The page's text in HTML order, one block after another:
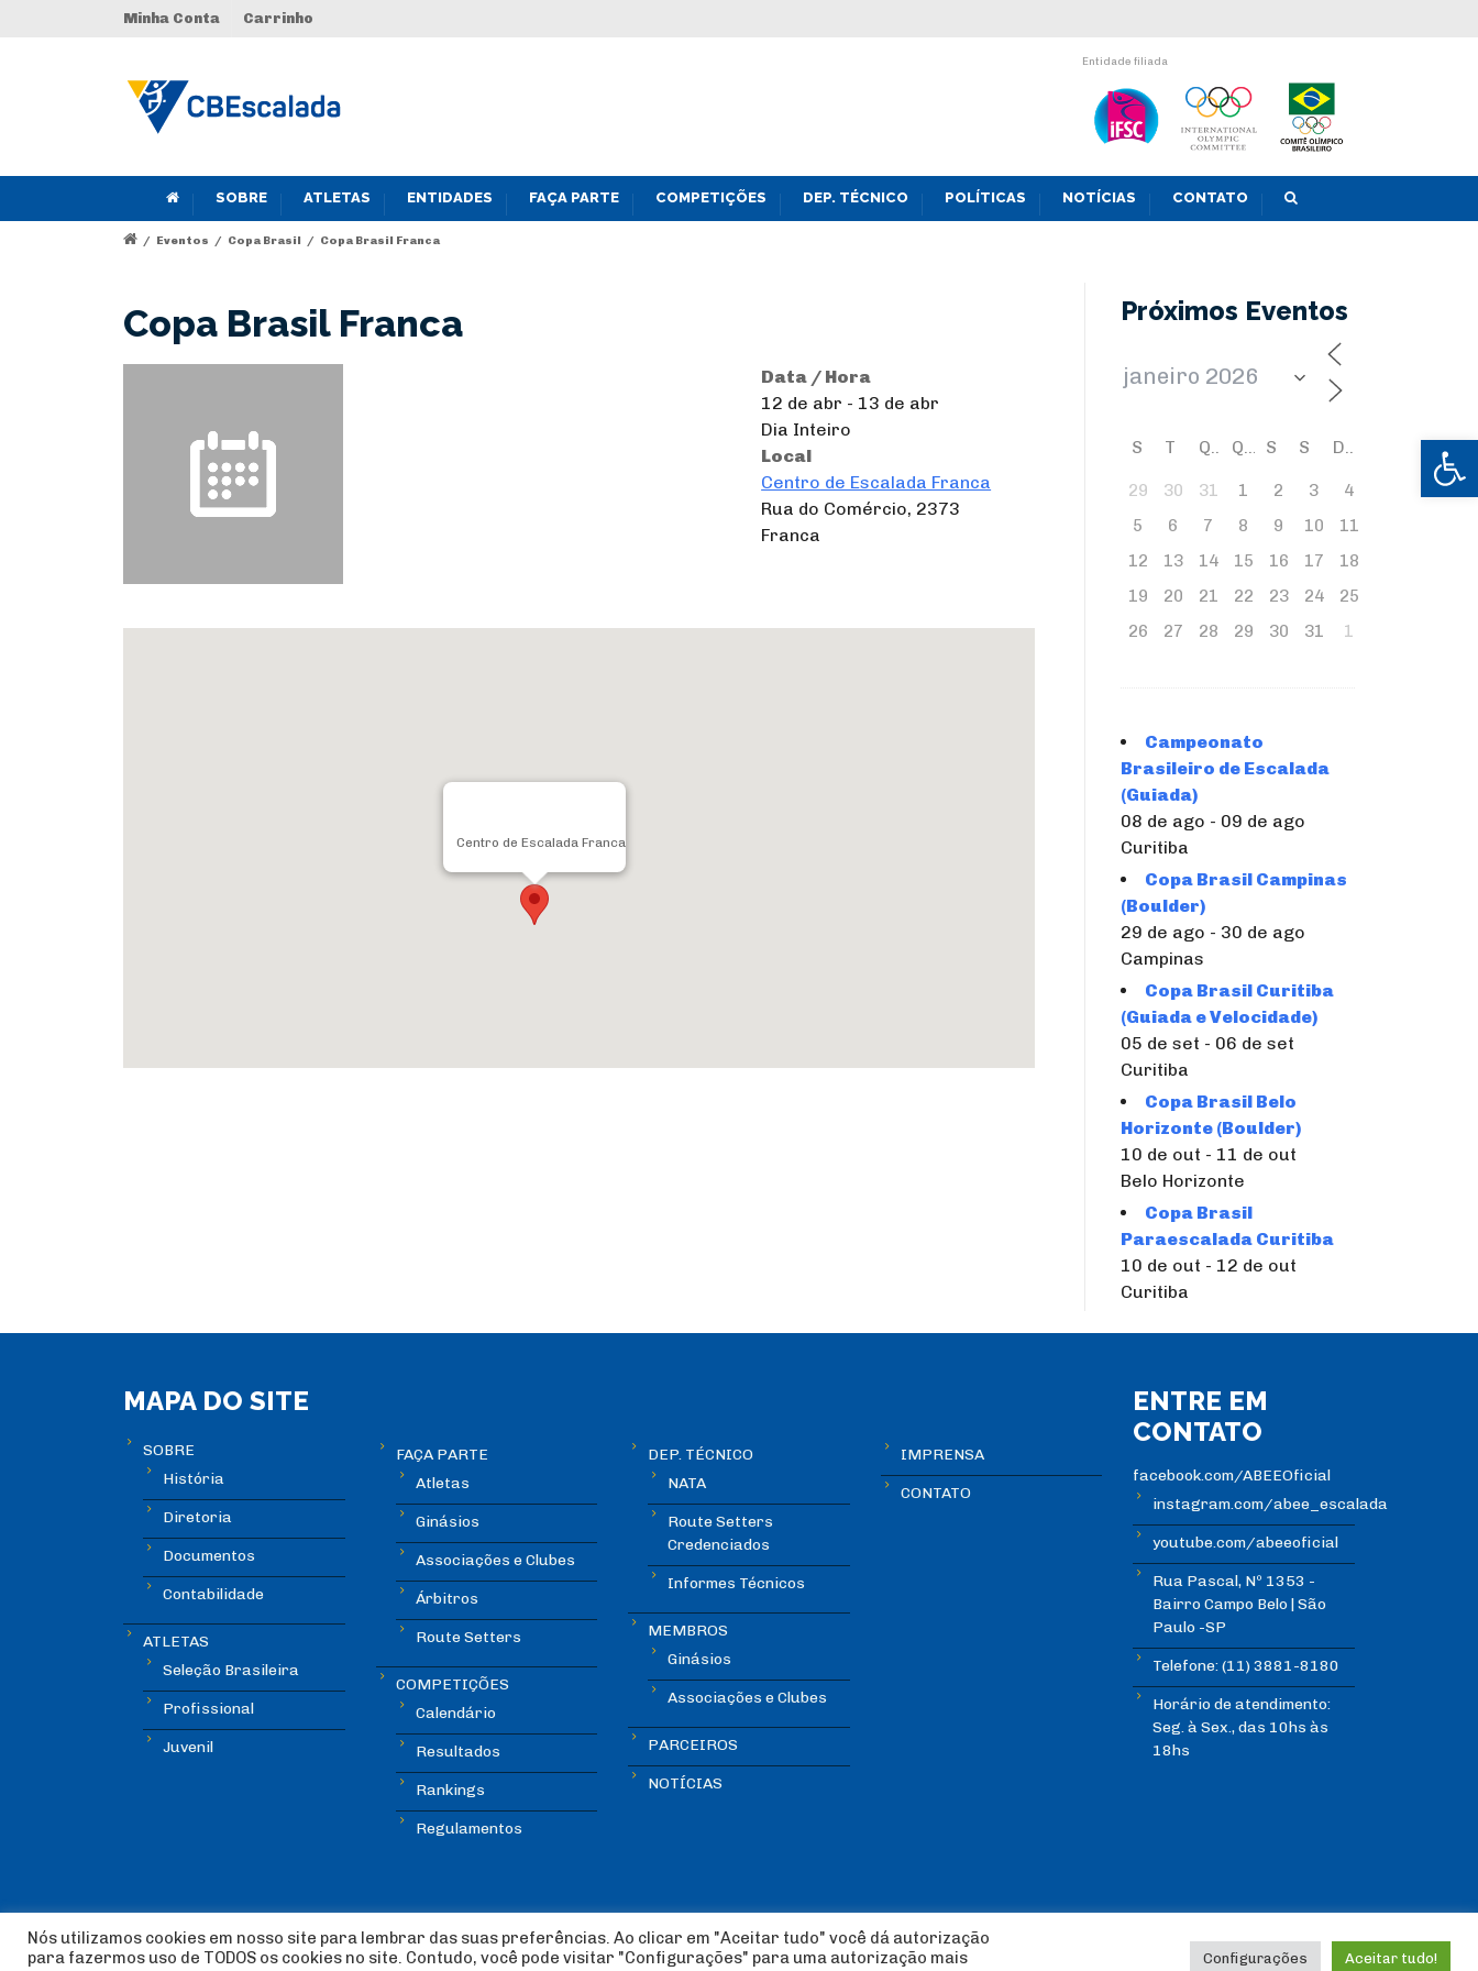
Abrir
Minha Conta Carrinho
Entidade filiada
SOBRE ATLETAS ENTIDADES FAÇA PARTE COMPETIÇÕES DEP. TÉCNICO POLÍTICAS NOTÍCIAS CONTATO
/ Eventos / Copa Brasil / Copa Brasil Franca
Copa Brasil Franca
Data / Hora
12 de abr - 13 de abr
Dia Inteiro
Local
Centro de Escalada Franca
Rua do Comércio, 2373
Franca
Centro de Escalada Franca
Próximos Eventos
S T Q Q S S D
29 30 31 1 2 3
4
5
6 7 8 9 10
11
12
13 14 15 16 17
18
19
20 21 22 23 24
25
26
27 28 29 30 31 1
Campeonato
Brasileiro de Escalada
(Guiada)
08 de ago - 09 de ago
Curitiba
Copa Brasil Campinas
(Boulder)
29 de ago - 30 de ago
Campinas
Copa Brasil Curitiba
(Guiada e Velocidade)
05 de set - 06 de set
Curitiba
Copa Brasil Belo
Horizonte (Boulder)
10 de out - 11 de out
Belo Horizonte
Copa Brasil
Paraescalada Curitiba
10 de out - 12 de out
Curitiba
MAPA DO SITE
SOBRE
História
Diretoria
Documentos
Contabilidade
ATLETAS
Seleção Brasileira
Profissional
Juvenil
FAÇA PARTE
Atletas
Ginásios
Associações e Clubes
Árbitros
Route Setters
COMPETIÇÕES
Calendário
Resultados
Rankings
Regulamentos
DEP. TÉCNICO
NATA
Route Setters
Credenciados
Informes Técnicos
MEMBROS
Ginásios
Associações e Clubes
PARCEIROS
NOTÍCIAS
IMPRENSA
CONTATO
ENTRE EM
CONTATO
facebook.com/ABEEOficial
instagram.com/abee_escalada
youtube.com/abeeoficial
Rua Pascal, Nº 1353 -
Bairro Campo Belo | São
Paulo -SP
Telefone: (11) 3881-8180
Horário de atendimento:
Seg. à Sex., das 10hs às
18hs
Nós utilizamos cookies em nosso site para lembrar das suas preferências. Ao clicar em "Aceitar tudo" você dá autorização
para fazermos uso de TODOS os cookies no site. Contudo, você pode visitar "Configurações" para uma autorização mais
Configurações Aceitar tudo!